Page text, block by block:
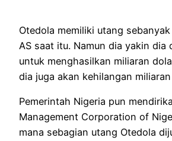
Otedola memiliki utang
AS saat itu. Namun dia yakin dia
untuk menghasilkan miliaran
dia juga akan kehilangan
Pemerintah Nigeria pun
Management Corporation of
mana sebagian utang Otedola